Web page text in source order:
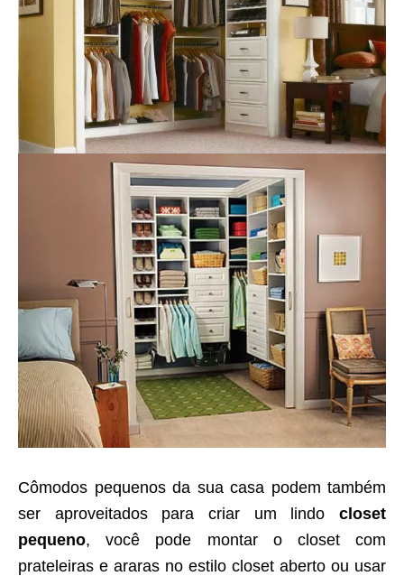
Cômodos pequenos da sua casa podem também
ser aproveitados para criar um lindo closet
pequeno, você pode montar o closet com
prateleiras e araras no estilo closet aberto ou usar